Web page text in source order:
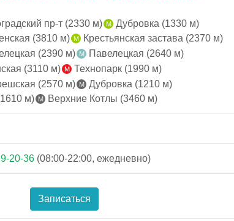
пр-т (2330 м)
Дубровка (1330 м)
(3810 м)
Крестьянская застава (2370 м)
(2390 м)
Павелецкая (2640 м)
(3110 м)
Технопарк (1990 м)
(2570 м)
Дубровка (1210 м)
м) Верхние Котлы (3460 м)
20-36 (08:00-22:00, ежедневно)
Записаться